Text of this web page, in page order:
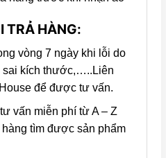
TRẢ HÀNG:
vòng 7 ngày khi lỗi do
sai kích thước,…..Liên
để được tư vấn.
vấn miễn phí từ A – Z
tìm được sản phẩm